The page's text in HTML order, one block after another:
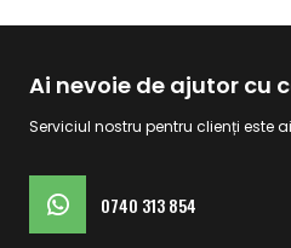
Ai nevoie de ajutor cu
Serviciul nostru pentru clienți este
0740 313 854